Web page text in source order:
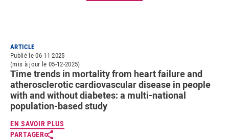
ARTICLE
Publié le 06-11-2025
(mis à jour le 05-12-2025)
Time trends in mortality from heart failure and
atherosclerotic cardiovascular disease in people
with and without diabetes: a multi-national
population-based study
EN SAVOIR PLUS
PARTAGER